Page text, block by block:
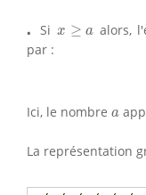
⋅⋅ Si x ≥ a
x≥a alors,
par :
Ici, le nombre a
a
La représentation